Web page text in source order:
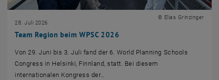
Team Region beim WPSC 2026
28. Juli 2026
© Elias Grinzinger
Von 29. Juni bis 3. Juli fand der 6. World Planning Schools
Congress in Helsinki, Finnland, statt. Bei diesem
internationalen Kongress der…